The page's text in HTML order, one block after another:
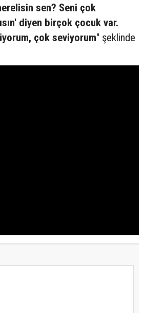
sen? Seni çok
diyen birçok çocuk var.
çok seviyorum" şeklinde